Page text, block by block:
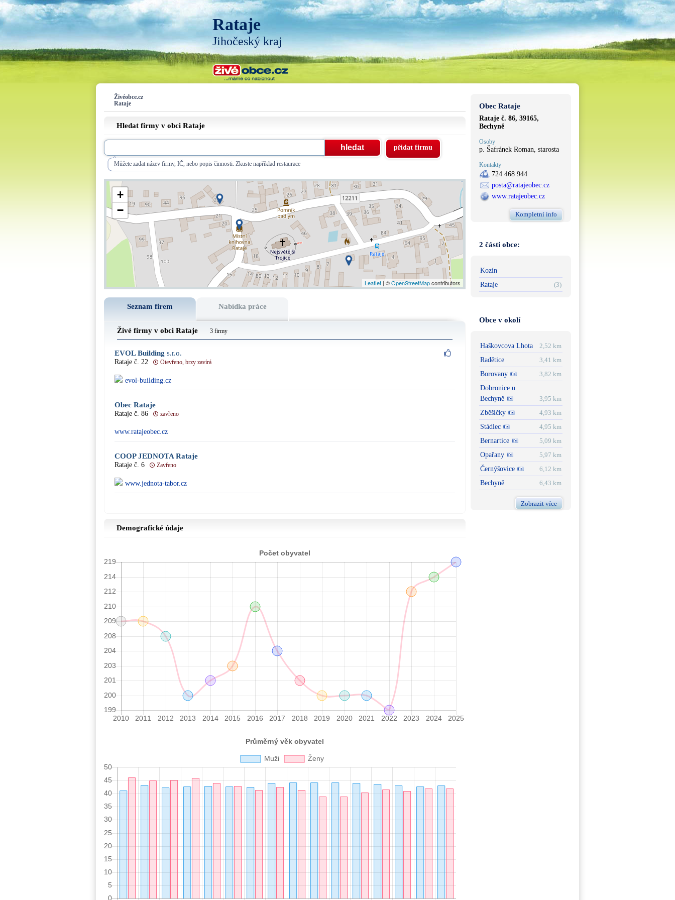
Rataje
Jihočeský kraj
Živéobce.cz
Rataje
Hledat firmy v obci Rataje
Můžete zadat název firmy, IČ, nebo popis činnosti. Zkuste například restaurace
přidat firmu
+
−
Leaflet | ©OpenStreetMapcontributors
Seznam firem Nabídka práce
Živé firmy v obci Rataje 3 firmy
EVOL Building s.r.o.
Rataje č. 22 Otevřeno, brzy zavírá
evol-building.cz
Obec Rataje
Rataje č. 86 zavřeno
www.ratajeobec.cz
COOP JEDNOTA Rataje
Rataje č. 6 Zavřeno
www.jednota-tabor.cz
Demografické údaje
Obec Rataje
Rataje č. 86, 39165,
Bechyně
Osoby
p. Šafránek Roman, starosta
Kontakty
724 468 944
posta@ratajeobec.cz
www.ratajeobec.cz
Kompletní info
2 části obce:
Kozín
Rataje
(3)
Obce v okolí
Haškovcova Lhota
2,52 km
Radětice
3,41 km
Borovany
3,82 km
Dobronice u
Bechyně
3,95 km
Zběšičky
4,93 km
Stádlec
4,95 km
Bernartice
5,09 km
Opařany
5,97 km
Černýšovice
6,12 km
Bechyně
6,43 km
Zobrazit více